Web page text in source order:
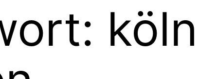
köln